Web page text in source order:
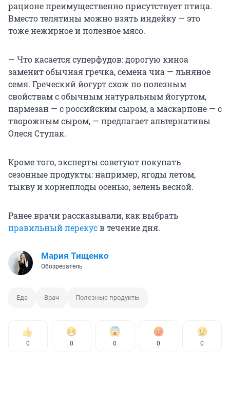
рационе преимущественно присутствует птица.
Вместо телятины можно взять индейку — это
тоже нежирное и полезное мясо.
— Что касается суперфудов: дорогую киноа
заменит обычная гречка, семена чиа — льняное
семя. Греческий йогурт схож по полезным
свойствам с обычным натуральным йогуртом,
пармезан — с российским сыром, а маскарпоне — с
творожным сыром, — предлагает альтернативы
Олеся Ступак.
Кроме того, эксперты советуют покупать
сезонные продукты: например, ягоды летом,
тыкву и корнеплоды осенью, зелень весной.
Ранее врачи рассказывали, как выбрать
правильный перекусв течение дня.
Мария Тищенко
Обозреватель
Еда Врач Полезные продукты
0 0 0 0 0